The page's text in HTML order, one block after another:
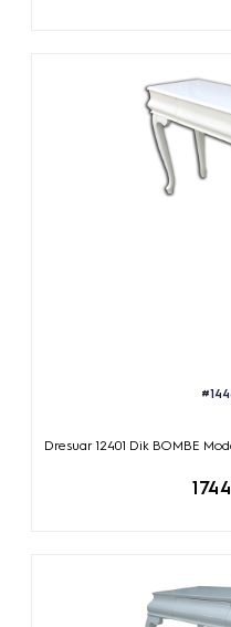
Dresuar 12401 Dik BOMBE